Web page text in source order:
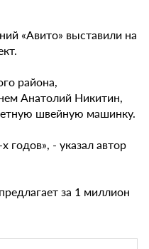
«Авито» выставили на
района,
Анатолий Никитин,
швейную машинку.
годов», - указал автор
за 1 миллион